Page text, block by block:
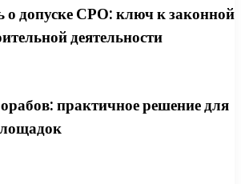
о допуске СРО: ключ к законной
деятельности
практичное решение для